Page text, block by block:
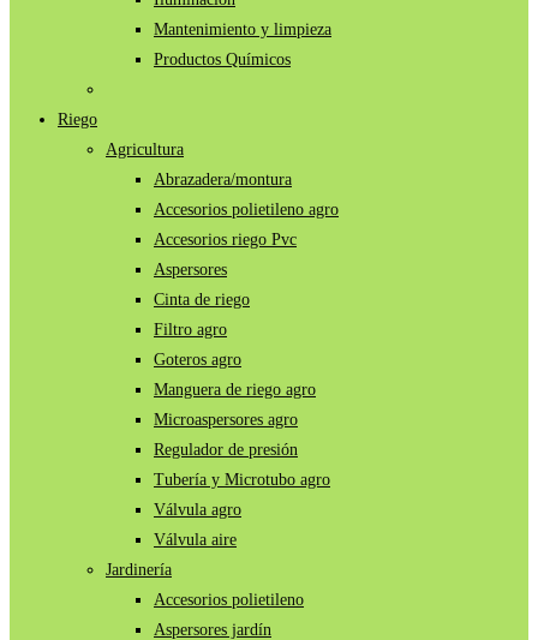
Mantenimiento y limpieza
Productos Químicos
Riego
Agricultura
Abrazadera/montura
Accesorios polietileno agro
Accesorios riego Pvc
Aspersores
Cinta de riego
Filtro agro
Goteros agro
Manguera de riego agro
Microaspersores agro
Regulador de presión
Tubería y Microtubo agro
Válvula agro
Válvula aire
Jardinería
Accesorios polietileno
Aspersores jardín